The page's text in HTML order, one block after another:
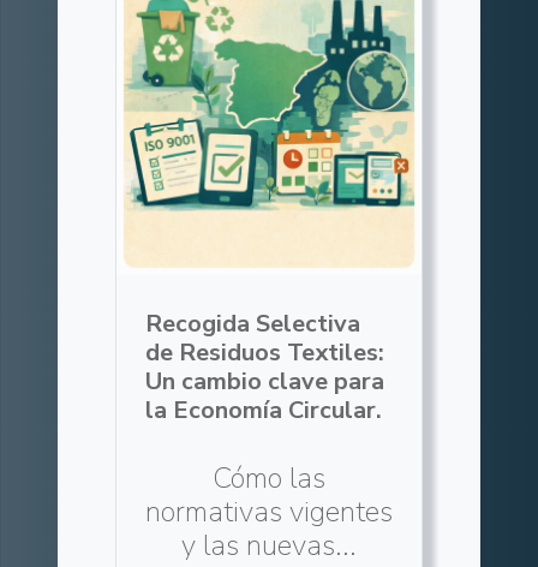
Recogida Selectiva
de Residuos Textiles:
Un cambio clave para
la Economía Circular.
Cómo las
normativas vigentes
y las nuevas...